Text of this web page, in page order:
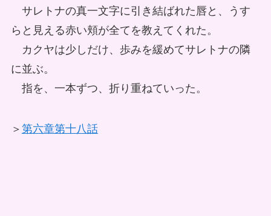
サレトナの真一文字に引き結ばれた唇と、うす
らと見える赤い頬が全てを教えてくれた。
カクヤは少しだけ、歩みを緩めてサレトナの隣
に並ぶ。
指を、一本ずつ、折り重ねていった。
＞ 第六章第十八話